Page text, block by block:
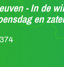
- In de
en